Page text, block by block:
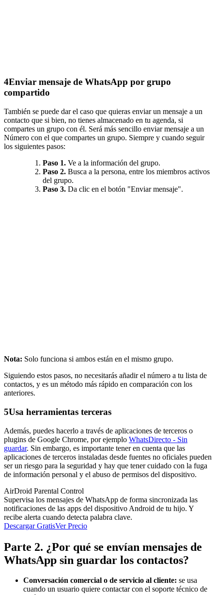
4Enviar mensaje de WhatsApp por grupo
compartido
También se puede dar el caso que quieras enviar un mensaje a un
contacto que si bien, no tienes almacenado en tu agenda, si
compartes un grupo con él. Será más sencillo enviar mensaje a un
Número con el que compartes un grupo. Siempre y cuando seguir
los siguientes pasos:
Paso 1. Ve a la información del grupo.
Paso 2. Busca a la persona, entre los miembros activos
del grupo.
Paso 3. Da clic en el botón "Enviar mensaje".
Nota: Solo funciona si ambos están en el mismo grupo.
Siguiendo estos pasos, no necesitarás añadir el número a tu lista de
contactos, y es un método más rápido en comparación con los
anteriores.
5Usa herramientas terceras
Además, puedes hacerlo a través de aplicaciones de terceros o
plugins de Google Chrome, por ejemplo WhatsDirecto - Sin
guardar. Sin embargo, es importante tener en cuenta que las
aplicaciones de terceros instaladas desde fuentes no oficiales pueden
ser un riesgo para la seguridad y hay que tener cuidado con la fuga
de información personal y el abuso de permisos del dispositivo.
AirDroid Parental Control
Supervisa los mensajes de WhatsApp de forma sincronizada las
notificaciones de las apps del dispositivo Android de tu hijo. Y
recibe alerta cuando detecta palabra clave.
Descargar GratisVer Precio
Parte 2. ¿Por qué se envían mensajes de
WhatsApp sin guardar los contactos?
Conversación comercial o de servicio al cliente: se usa
cuando un usuario quiere contactar con el soporte técnico de